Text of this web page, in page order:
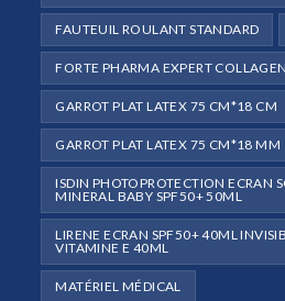
FAUTEUIL ROULANT STANDARD
FORTE PHARMA EXPERT
GARROT PLAT LATEX 75 CM*18 CM
GARROT PLAT LATEX 75 CM*18 MM
ISDIN PHOTOPROTECTION ECRAN
MINERAL BABY SPF50+ 50ML
LIRENE ECRAN SPF50+ 40ML
VITAMINE E 40ML
MATÉRIEL MÉDICAL